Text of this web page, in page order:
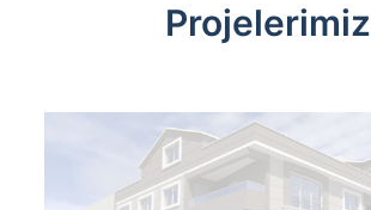
Projelerimiz